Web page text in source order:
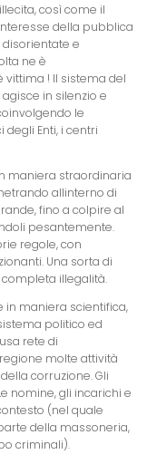
così come il
della pubblica
e
ne è
! Il sistema del
in silenzio e
le
Enti, i centri
maniera straordinaria
allinterno di
fino a colpire al
pesantemente.
regole, con
Una sorta di
completa illegalità.
in maniera scientifica,
politico ed
rete di
molte attività
corruzione. Gli
nomine, gli incarichi e
(nel quale
della massoneria,
criminali).